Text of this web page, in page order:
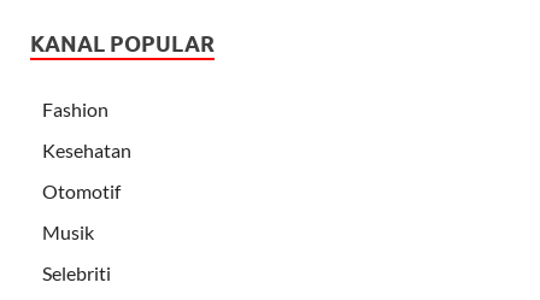
KANAL POPULAR
Fashion
Kesehatan
Otomotif
Musik
Selebriti